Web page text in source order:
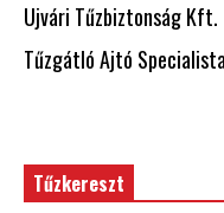
Ujvári Tűzbiztonság Kft.
Tűzgátló Ajtó
Tűzkereszt